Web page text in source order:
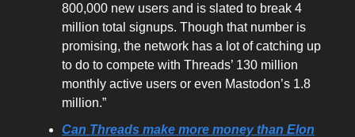
800,000 new users and is slated to break 4
million total signups. Though that number is
promising, the network has a lot of catching up
to do to compete with Threads’ 130 million
monthly active users or even Mastodon’s 1.8
million.”
Can Threads make more money than Elon